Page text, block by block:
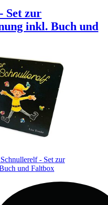
Set zur
inkl. Buch und
- Set zur
und Faltbox